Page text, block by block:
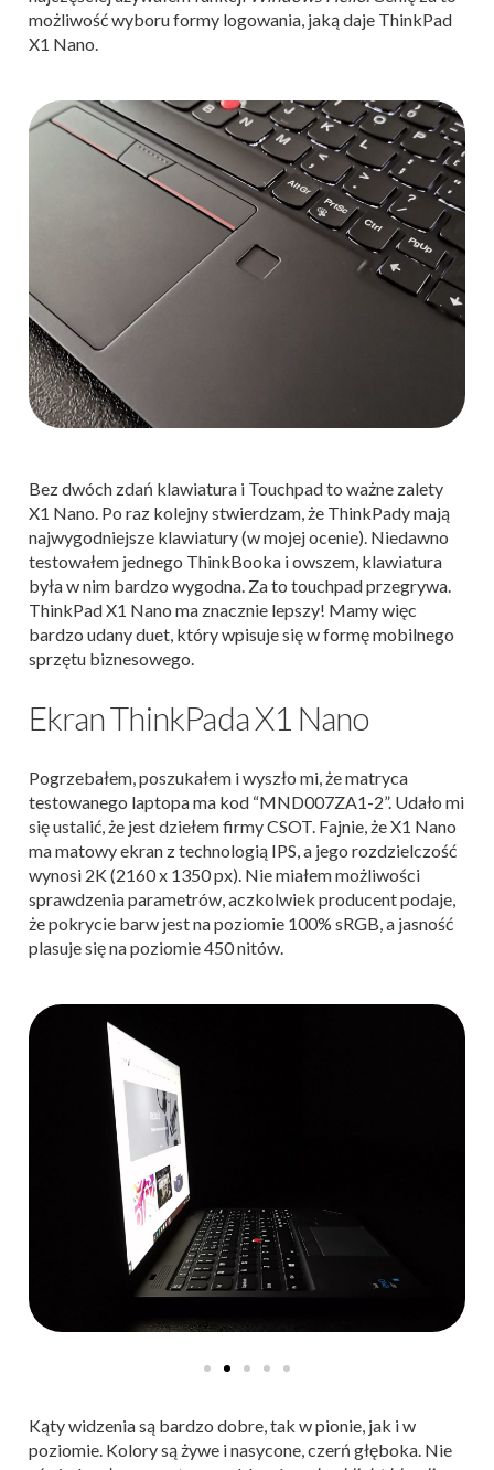
możliwość wyboru formy logowania, jaką daje ThinkPad
X1 Nano.
Bez dwóch zdań klawiatura i Touchpad to ważne zalety
X1 Nano. Po raz kolejny stwierdzam, że ThinkPady mają
najwygodniejsze klawiatury (w mojej ocenie). Niedawno
testowałem jednego ThinkBooka i owszem, klawiatura
była w nim bardzo wygodna. Za to touchpad przegrywa.
ThinkPad X1 Nano ma znacznie lepszy! Mamy więc
bardzo udany duet, który wpisuje się w formę mobilnego
sprzętu biznesowego.
Ekran ThinkPada X1 Nano
Pogrzebałem, poszukałem i wyszło mi, że matryca
testowanego laptopa ma kod “MND007ZA1-2”. Udało mi
się ustalić, że jest dziełem firmy CSOT. Fajnie, że X1 Nano
ma matowy ekran z technologią IPS, a jego rozdzielczość
wynosi 2K (2160 x 1350 px). Nie miałem możliwości
sprawdzenia parametrów, aczkolwiek producent podaje,
że pokrycie barw jest na poziomie 100% sRGB, a jasność
plasuje się na poziomie 450 nitów.
Kąty widzenia są bardzo dobre, tak w pionie, jak i w
poziomie. Kolory są żywe i nasycone, czerń głęboka. Nie